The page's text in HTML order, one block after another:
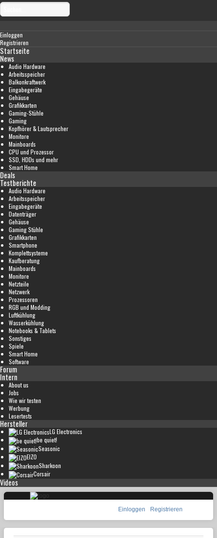
Einloggen
Registrieren
Startseite
News
Audio Hardware
Arbeitsspeicher
Balkonkraftwerk
Eingabegeräte
Gehäuse
Grafikkarten
Gaming-Stühle
Gaming
Kopfhörer & Lautsprecher
Monitore
Mainboards
CPU und Prozessor
SSD, HDDs und mehr
Smart Home
Deals
Testberichte
Audio Hardware
Arbeitsspeicher
Eingabegeräte
Datenträger
Gehäuse
Gaming Stühle
Grafikkarten
Smartphone
Komplettsysteme
Kaufberatung
Mainboards
Monitore
Netzteile
Netzwerk
Prozessoren
RGB und Modding
Luftkühlung
Wasserkühlung
Notebooks & Tablets
Sonstiges
Spiele
Smart Home
Software
Forum
Intern
About us
Jobs
Wie wir testen
Werbung
Lesertests
Hersteller
LG Electronics
be quiet!
Seasonic
EIZO
Sharkoon
Corsair
Videos
Einloggen Registrieren